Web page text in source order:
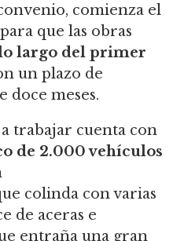
comienza el
que las obras
largo del primer
un plazo de
doce meses.
trabajar cuenta con
de 2.000 vehículos
colinda con varias
de aceras e
entraña una gran